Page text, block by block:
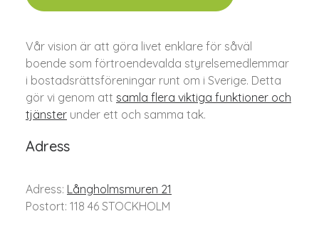
Vår vision är att göra livet enklare för såväl
boende som förtroendevalda styrelsemedlemmar
i bostadsrättsföreningar runt om i Sverige. Detta
gör vi genom att samla flera viktiga funktioner och
tjänster under ett och samma tak.
Adress
Adress: Långholmsmuren 21
Postort: 118 46 STOCKHOLM